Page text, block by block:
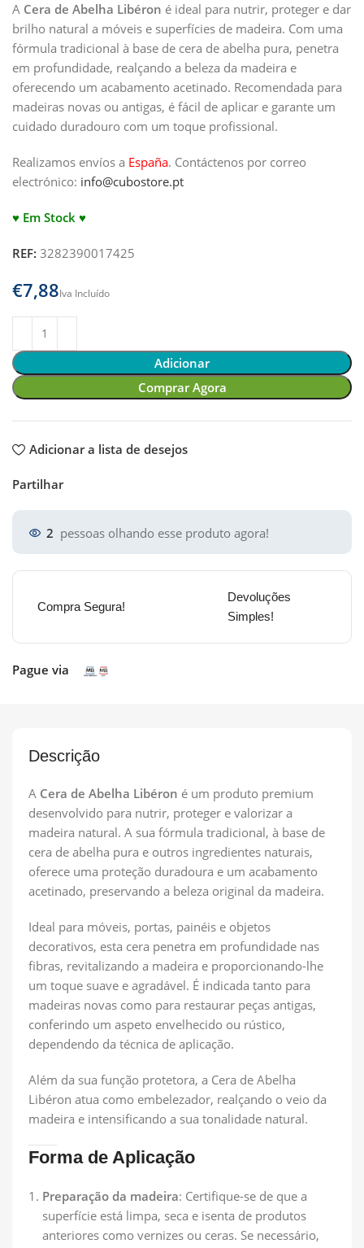
A Cera de Abelha Libéron é ideal para nutrir, proteger e dar
brilho natural a móveis e superfícies de madeira. Com uma
fórmula tradicional à base de cera de abelha pura, penetra
em profundidade, realçando a beleza da madeira e
oferecendo um acabamento acetinado. Recomendada para
madeiras novas ou antigas, é fácil de aplicar e garante um
cuidado duradouro com um toque profissional.
Realizamos envíos a España. Contáctenos por correo
electrónico: info@cubostore.pt
♥ Em Stock ♥
REF:3282390017425
€
Adicionar
Comprar Agora
Adicionar a lista de desejos
Partilhar
2 pessoas olhando esse produto agora!
Compra Segura!
Devoluções
Simples!
Pague via
Descrição
A Cera de Abelha Libéron é um produto premium
desenvolvido para nutrir, proteger e valorizar a
madeira natural. A sua fórmula tradicional, à base de
cera de abelha pura e outros ingredientes naturais,
oferece uma proteção duradoura e um acabamento
acetinado, preservando a beleza original da madeira.
Ideal para móveis, portas, painéis e objetos
decorativos, esta cera penetra em profundidade nas
fibras, revitalizando a madeira e proporcionando-lhe
um toque suave e agradável. É indicada tanto para
madeiras novas como para restaurar peças antigas,
conferindo um aspeto envelhecido ou rústico,
dependendo da técnica de aplicação.
Além da sua função protetora, a Cera de Abelha
Libéron atua como embelezador, realçando o veio da
madeira e intensificando a sua tonalidade natural.
Forma de Aplicação
Preparação da madeira: Certifique-se de que a
superfície está limpa, seca e isenta de produtos
anteriores como vernizes ou ceras. Se necessário,